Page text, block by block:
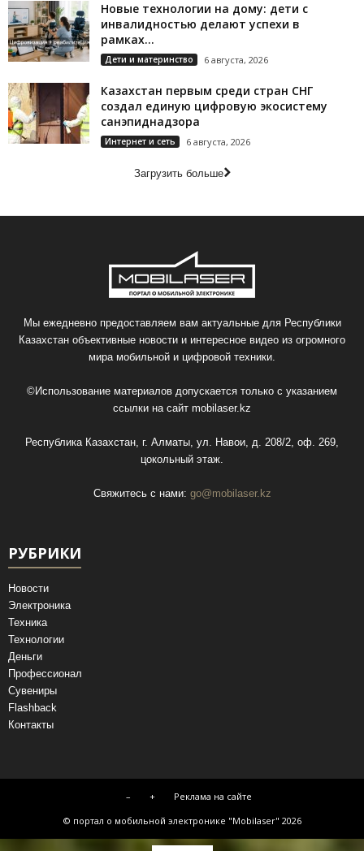
Новые технологии на дому: дети с
инвалидностью делают успехи в
рамках...
Дети и материнство 6 августа, 2026
Казахстан первым среди стран СНГ
создал единую цифровую экосистему
санэпиднадзора
Интернет и сеть 6 августа, 2026
Загрузить больше
Мы ежедневно предоставляем вам актуальные для Республики
Казахстан объективные новости и интересное видео из огромного
мира мобильной и цифровой техники.
©Использование материалов допускается только с указанием
ссылки на сайт mobilaser.kz
Республика Казахстан, г. Алматы, ул. Навои, д. 208/2, оф. 269,
цокольный этаж.
Свяжитесь с нами: go@mobilaser.kz
РУБРИКИ
Новости
Электроника
Техника
Технологии
Деньги
Профессионал
Сувениры
Flashback
Контакты
– +
Реклама на сайте
© портал о мобильной электронике "Mobilaser" 2026